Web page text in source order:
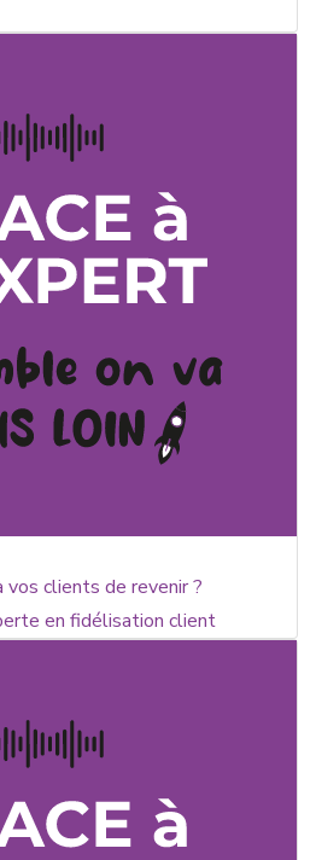
vos clients de revenir ?
en fidélisation client